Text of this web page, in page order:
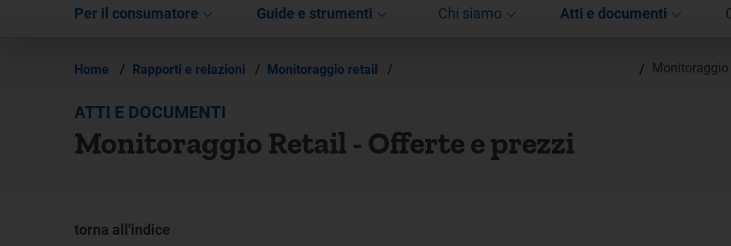
Per il consumatore Guide e strumenti Chi siamo Atti e documenti
Home / Rapporti e relazioni / Monitoraggio retail / / Monitoraggio
ATTI E DOCUMENTI
Monitoraggio Retail - Offerte e prezzi
torna all'indice